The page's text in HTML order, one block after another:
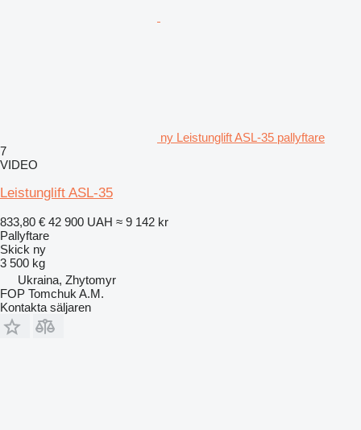
ny Leistunglift ASL-35 pallyftare
7
VIDEO
Leistunglift ASL-35
833,80 € 42 900 UAH ≈ 9 142 kr
Pallyftare
Skick ny
3 500 kg
Ukraina, Zhytomyr
FOP Tomchuk A.M.
Kontakta säljaren